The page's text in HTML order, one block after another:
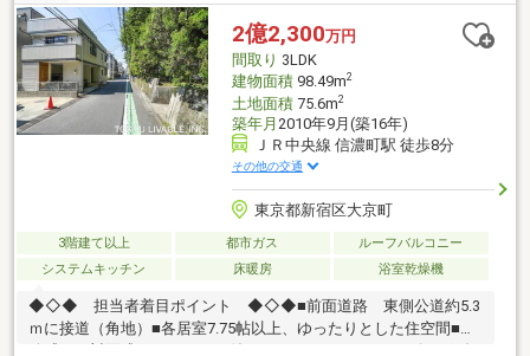
備＞東京ガス・公営水道・公共下水2億2,300万円
間取り 3LDK
建物面積98.49m2
土地面積75.6m2
築年月 2010年9月(築16年)
ＪＲ中央線 信濃町駅 徒歩8分
その他の交通
東京都新宿区大京町
3階建て以上 都市ガス
ルーフバルコニー
システムキッチン
床暖房 浴室乾燥機
◆◇◆ 担当者着目ポイント ◆◇◆■前面道路 東側公道約5.3
ｍに接道（角地）■各居室7.75帖以上、ゆったりとした住空間■開